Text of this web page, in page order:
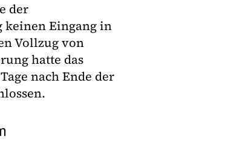
der
keinen Eingang in
Vollzug von
hatte das
nach Ende der